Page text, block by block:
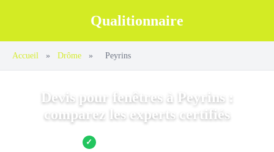
Qualitionnaire
Accueil » Drôme » Peyrins
Devis pour fenêtres à Peyrins :
comparez les experts certifiés
✓ Jusqu’à 3 devis comparés